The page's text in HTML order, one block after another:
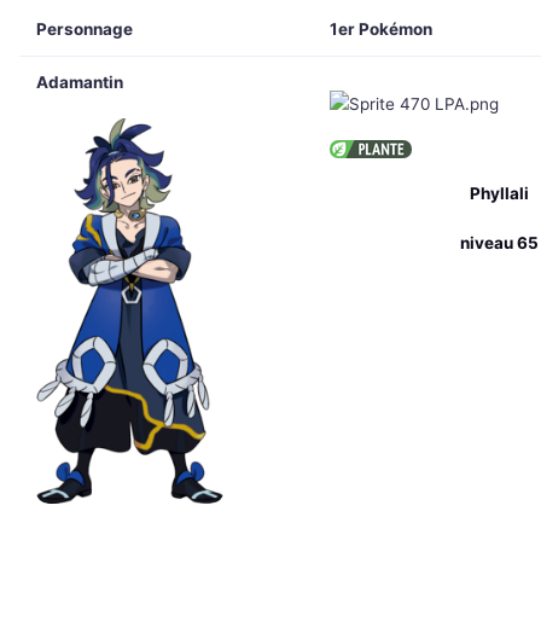
Personnage 1er Pokémon
Adamantin
Phyllali
niveau 65